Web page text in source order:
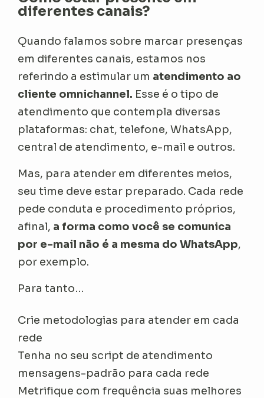
diferentes canais?
Quando falamos sobre marcar presenças
em diferentes canais, estamos nos
referindo a estimular um atendimento ao
cliente omnichannel. Esse é o tipo de
atendimento que contempla diversas
plataformas: chat, telefone, WhatsApp,
central de atendimento, e-mail e outros.
Mas, para atender em diferentes meios,
seu time deve estar preparado. Cada rede
pede conduta e procedimento próprios,
afinal, a forma como você se comunica
por e-mail não é a mesma do WhatsApp,
por exemplo.
Para tanto…
Crie metodologias para atender em cada
rede
Tenha no seu script de atendimento
mensagens-padrão para cada rede
Metrifique com frequência suas melhores